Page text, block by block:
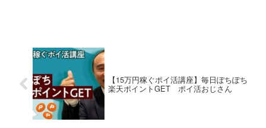
【15万円稼ぐポイ活講座】毎日ぽちぽち
楽天ポイントGET ポイ活おじさん